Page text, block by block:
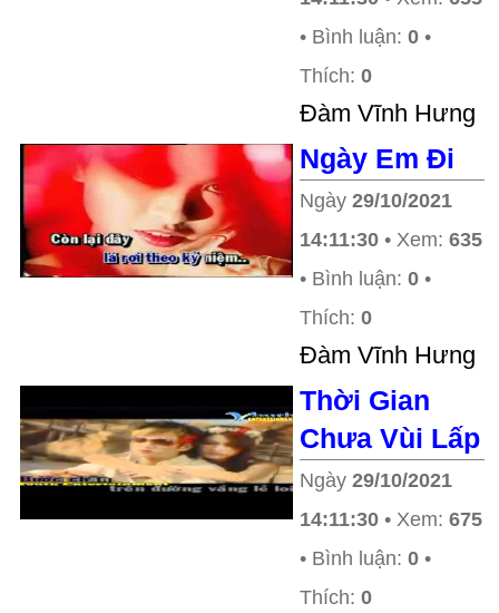
• Bình luận: 0 •
Thích: 0
Ðàm Vĩnh Hưng
Ngày Em Đi
Ngày 29/10/2021
14:11:30 • Xem: 635
• Bình luận: 0 •
Thích: 0
Ðàm Vĩnh Hưng
Thời Gian
Chưa Vùi Lấp
Ngày 29/10/2021
14:11:30 • Xem: 675
• Bình luận: 0 •
Thích: 0